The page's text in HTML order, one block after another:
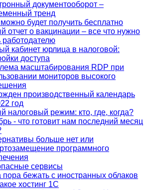
документооборот –
тренд
будет получить бесплатно
отчет о вакцинации – все что нужно
работодателю
кабинет юрлица в налоговой:
доступа
масштабирования RDP при
мониторов высокого
производственный календарь
год
налоговый режим: кто, где, когда?
- что готовит нам последний месяц
больше нет или
программного
сервисы
пора бежать с иностранных облаков
хостинг 1С